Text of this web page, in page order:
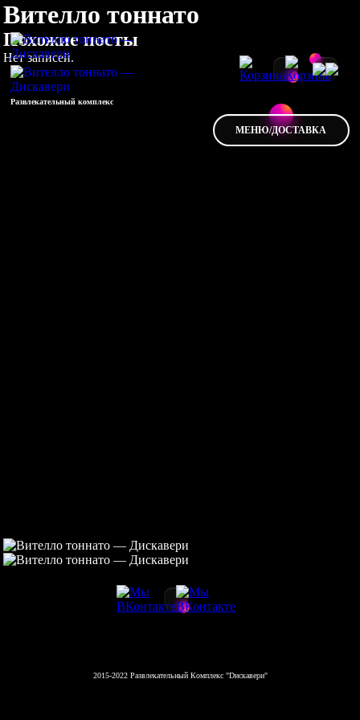
Развлекательный комплекс
МЕНЮ/ДОСТАВКА
Вителло тоннато
Похожие посты
Нет записей.
2015-2022 Развлекательный Комплекс "Dискавери"